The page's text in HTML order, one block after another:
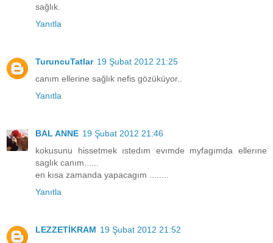
sağlık.
Yanıtla
TuruncuTatlar 19 Şubat 2012 21:25
canım ellerine sağlık nefis gözüküyor..
Yanıtla
BAL ANNE 19 Şubat 2012 21:46
kokusunu hissetmek ıstedım evımde myfagımda ellerıne
saglık canım......
en kısa zamanda yapacagım ........
Yanıtla
LEZZETİKRAM 19 Şubat 2012 21:52